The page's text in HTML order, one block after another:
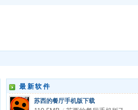
最新软件
苏西的餐厅手机版下载